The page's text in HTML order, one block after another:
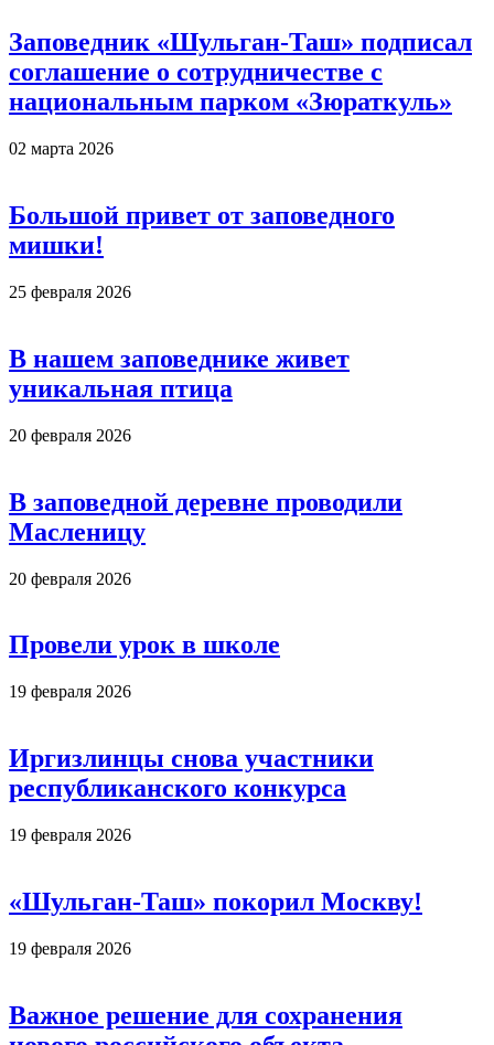
Заповедник «Шульган-Таш» подписал
соглашение о сотрудничестве с
национальным парком «Зюраткуль»
02 марта 2026
Большой привет от заповедного
мишки!
25 февраля 2026
В нашем заповеднике живет
уникальная птица
20 февраля 2026
В заповедной деревне проводили
Масленицу
20 февраля 2026
Провели урок в школе
19 февраля 2026
Иргизлинцы снова участники
республиканского конкурса
19 февраля 2026
«Шульган-Таш» покорил Москву!
19 февраля 2026
Важное решение для сохранения